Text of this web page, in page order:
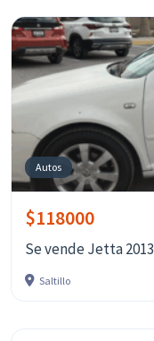
Autos
$118000
Se vende Jetta 2013
Saltillo